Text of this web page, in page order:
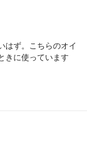
はず。こちらのオイ
きに使っています